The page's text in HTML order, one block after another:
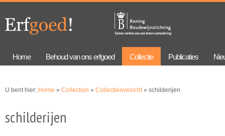
gaan
navigation
Home Behoud van ons erfgoed Collectie Publicaties
U bent hier: Home » Collection » Collectieovezicht» schilderijen
schilderijen